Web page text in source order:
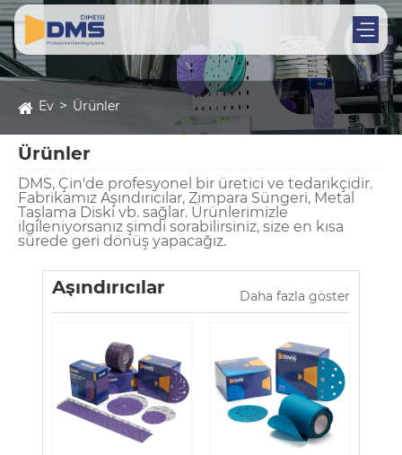
Ev Ürünler
Ürünler
DMS, Çin'de profesyonel bir üretici ve tedarikçidir.
Fabrikamız Aşındırıcılar, Zımpara Süngeri, Metal
Taşlama Diski vb. sağlar. Ürünlerimizle
ilgileniyorsanız şimdi sorabilirsiniz, size en kısa
sürede geri dönüş yapacağız.
Aşındırıcılar Daha fazla göster